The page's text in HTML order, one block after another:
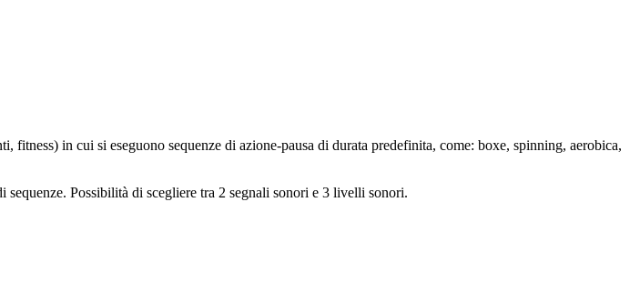
in cui si eseguono sequenze di azione-pausa di durata predefinita, come: boxe, spinning, aerobica,
Possibilità di scegliere tra 2 segnali sonori e 3 livelli sonori.